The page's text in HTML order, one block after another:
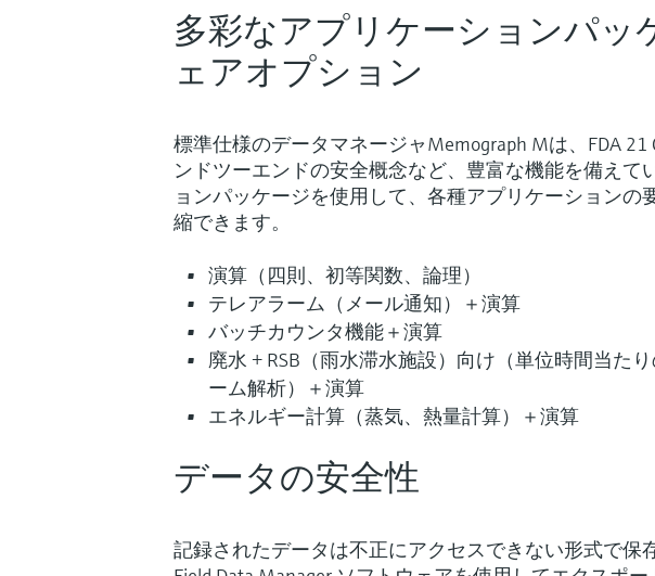
多彩なアプリケーションパッ
ェアオプション
標準仕様のデータマネージャMemograph Mは、FDA 21
ンドツーエンドの安全概念など、豊富な機能を備えて
ョンパッケージを使用して、各種アプリケーションの
縮できます。
演算（四則、初等関数、論理）
テレアラーム（メール通知）＋演算
バッチカウンタ機能＋演算
廃水 + RSB（雨水滞水施設）向け（単位時間当た
ーム解析）＋演算
エネルギー計算（蒸気、熱量計算）＋演算
データの安全性
記録されたデータは不正にアクセスできない形式で保